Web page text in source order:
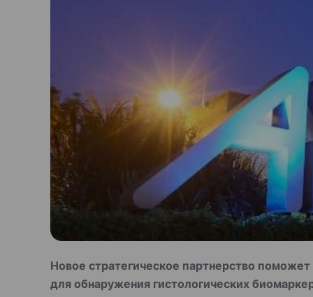
Новое стратегическое партнерство
для обнаружения гистологических